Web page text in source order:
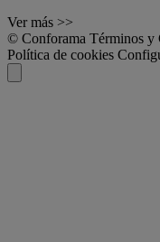
Ver más >>
© Conforama Términos y
Política de cookies